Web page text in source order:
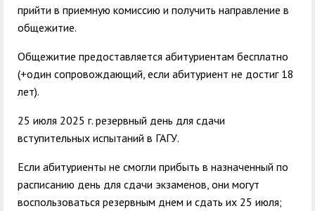
прийти в приемную комиссию и получить направление в
общежитие.
Общежитие предоставляется абитуриентам бесплатно
(+один сопровождающий, если абитуриент не достиг 18
лет).
25 июля 2025 г. резервный день для сдачи
вступительных испытаний в ГАГУ.
Если абитуриенты не смогли прибыть в назначенный по
расписанию день для сдачи экзаменов, они могут
воспользоваться резервным днем и сдать их 25 июля;